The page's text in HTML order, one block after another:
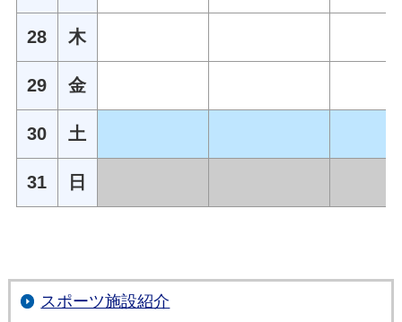
28 木
29 金
30 土
31 日
スポーツ施設紹介